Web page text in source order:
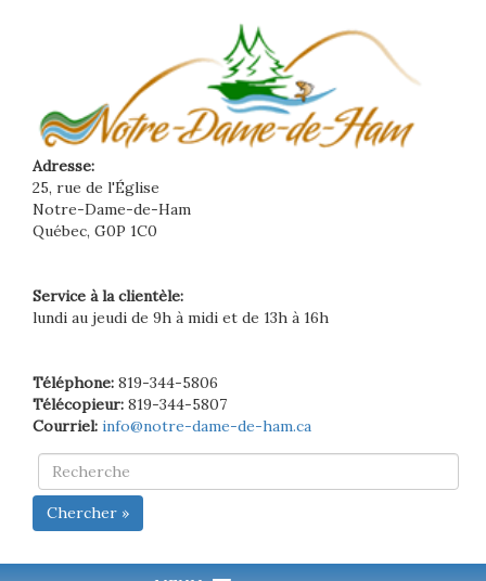
Adresse:
25, rue de l'Église
Notre-Dame-de-Ham
Québec, G0P 1C0
Service à la clientèle:
lundi au jeudi de 9h à midi et de 13h à 16h
Téléphone: 819-344-5806
Télécopieur: 819-344-5807
Courriel: info@notre-dame-de-ham.ca
Chercher »